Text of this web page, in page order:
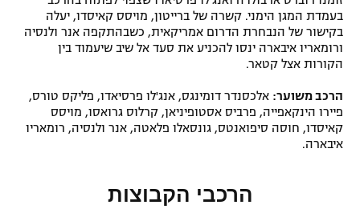
בעמדת המגן הימני. קשרה של ברייטון, מויסס קאיסדו, יעלה
בקישור של הנבחרת הדרום אמריקאית, כשבהתקפה אנר ולנסיה
ורומאריו איבארה ינסו להכניע את סעד אל שיב שיעמוד בין
הקורות אצל קטאר.
הרכב משוער: אלכסנדר דומינגס, אנג'לו פרסיאדו, פליקס טורס,
פיירו הינקאפייה, פרביס אסטופיניאן, קרלוס גרואסו, מויסס
קאיסדו, חוסה סיפואנטס, גונסאלו פלאטה, אנר ולנסיה, רומאריו
איבארה.
הרכבי הקבוצות